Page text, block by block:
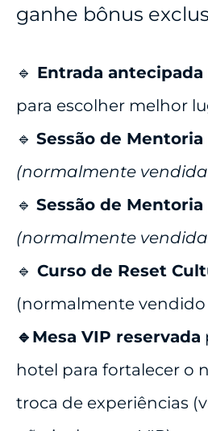
ganhe bônus
🔹 Entrada antecipada
para escolher melhor
🔹 Sessão de
(normalmente
🔹 Sessão de
(normalmente
🔹 Curso de Reset
(normalmente vendido
🔹 Mesa VIP reservada
hotel para fortalecer o
troca de experiências